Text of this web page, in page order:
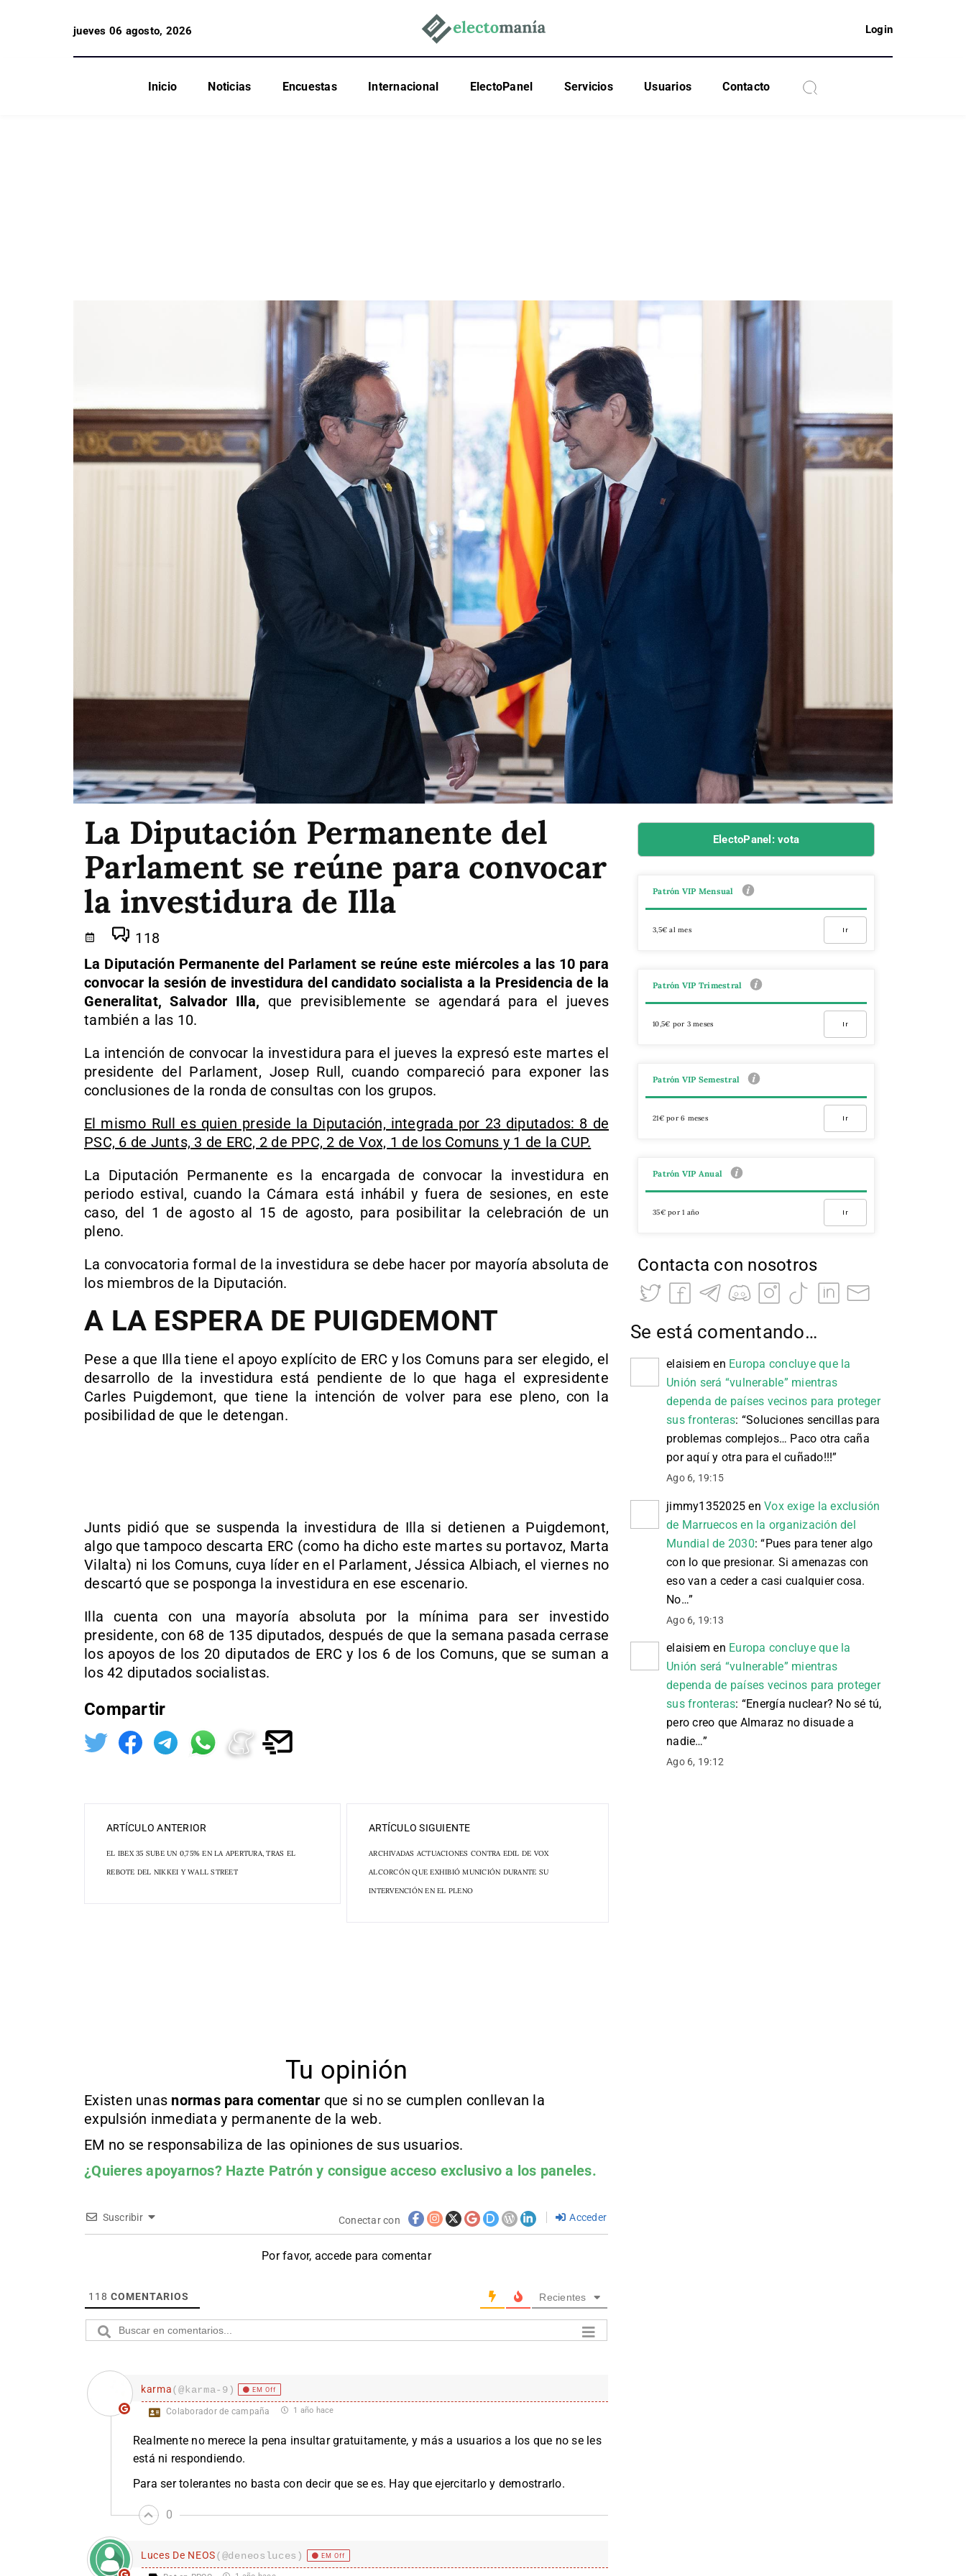
jueves 06 agosto, 2026 Login
Inicio Noticias Encuestas Internacional ElectoPanel Servicios Usuarios Contacto
La Diputación Permanente del
Parlament se reúne para convocar
la investidura de Illa
118
La Diputación Permanente del Parlament se reúne este miércoles a las 10 para
convocar la sesión de investidura del candidato socialista a la Presidencia de la
Generalitat, Salvador Illa, que previsiblemente se agendará para el jueves
también a las 10.
La intención de convocar la investidura para el jueves la expresó este martes el
presidente del Parlament, Josep Rull, cuando compareció para exponer las
conclusiones de la ronda de consultas con los grupos.
El mismo Rull es quien preside la Diputación, integrada por 23 diputados: 8 de
PSC, 6 de Junts, 3 de ERC, 2 de PPC, 2 de Vox, 1 de los Comuns y 1 de la CUP.
La Diputación Permanente es la encargada de convocar la investidura en
periodo estival, cuando la Cámara está inhábil y fuera de sesiones, en este
caso, del 1 de agosto al 15 de agosto, para posibilitar la celebración de un
pleno.
La convocatoria formal de la investidura se debe hacer por mayoría absoluta de
los miembros de la Diputación.
A LA ESPERA DE PUIGDEMONT
Pese a que Illa tiene el apoyo explícito de ERC y los Comuns para ser elegido, el
desarrollo de la investidura está pendiente de lo que haga el expresidente
Carles Puigdemont, que tiene la intención de volver para ese pleno, con la
posibilidad de que le detengan.
Junts pidió que se suspenda la investidura de Illa si detienen a Puigdemont,
algo que tampoco descarta ERC (como ha dicho este martes su portavoz, Marta
Vilalta) ni los Comuns, cuya líder en el Parlament, Jéssica Albiach, el viernes no
descartó que se posponga la investidura en ese escenario.
Illa cuenta con una mayoría absoluta por la mínima para ser investido
presidente, con 68 de 135 diputados, después de que la semana pasada cerrase
los apoyos de los 20 diputados de ERC y los 6 de los Comuns, que se suman a
los 42 diputados socialistas.
Compartir
ARTÍCULO ANTERIOR
EL IBEX 35 SUBE UN 0,75% EN LA APERTURA, TRAS EL
REBOTE DEL NIKKEI Y WALL STREET
ARTÍCULO SIGUIENTE
ARCHIVADAS ACTUACIONES CONTRA EDIL DE VOX
ALCORCÓN QUE EXHIBIÓ MUNICIÓN DURANTE SU
INTERVENCIÓN EN EL PLENO
Tu opinión
Existen unas normas para comentar que si no se cumplen conllevan la
expulsión inmediata y permanente de la web.
EM no se responsabiliza de las opiniones de sus usuarios.
¿Quieres apoyarnos? Hazte Patrón y consigue acceso exclusivo a los paneles.
Suscribir Conectar con Acceder
Por favor, accede para comentar
118 COMENTARIOS Recientes
karma(@karma-9) EM Off
Colaborador de campaña 1 año hace
Realmente no merece la pena insultar gratuitamente, y más a usuarios a los que no se les
está ni respondiendo.
Para ser tolerantes no basta con decir que se es. Hay que ejercitarlo y demostrarlo.
0
Luces De NEOS(@deneosluces) EM Off
ElectoPanel: vota
Patrón VIP Mensual
3,5€ al mes Ir
Patrón VIP Trimestral
10,5€ por 3 meses Ir
Patrón VIP Semestral
21€ por 6 meses Ir
Patrón VIP Anual
35€ por 1 año Ir
Contacta con nosotros
Se está comentando…
elaisiem en Europa concluye que la
Unión será “vulnerable” mientras
dependa de países vecinos para proteger
sus fronteras: “Soluciones sencillas para
problemas complejos… Paco otra caña
por aquí y otra para el cuñado!!!”
Ago 6, 19:15
jimmy1352025 en Vox exige la exclusión
de Marruecos en la organización del
Mundial de 2030: “Pues para tener algo
con lo que presionar. Si amenazas con
eso van a ceder a casi cualquier cosa.
No…”
Ago 6, 19:13
elaisiem en Europa concluye que la
Unión será “vulnerable” mientras
dependa de países vecinos para proteger
sus fronteras: “Energía nuclear? No sé tú,
pero creo que Almaraz no disuade a
nadie…”
Ago 6, 19:12